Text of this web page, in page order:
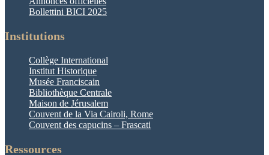
Bollettini BICI 2025
Institutions
Collège International
Institut Historique
Musée Franciscain
Bibliothèque Centrale
Maison de Jérusalem
Couvent de la Via Cairoli, Rome
Couvent des capucins – Frascati
Ressources